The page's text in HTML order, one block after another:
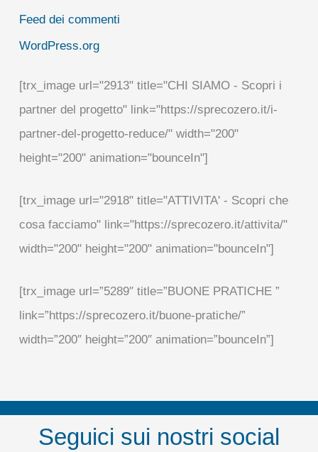
Feed dei commenti
WordPress.org
[trx_image url="2913" title="CHI SIAMO - Scopri i
partner del progetto" link="https://sprecozero.it/i-
partner-del-progetto-reduce/" width="200"
height="200" animation="bounceIn"]
[trx_image url="2918" title="ATTIVITA' - Scopri che
cosa facciamo" link="https://sprecozero.it/attivita/"
width="200" height="200" animation="bounceIn"]
[trx_image url=”5289″ title=”BUONE PRATICHE ”
link=”https://sprecozero.it/buone-pratiche/”
width=”200″ height=”200″ animation=”bounceIn”]
Seguici sui nostri social